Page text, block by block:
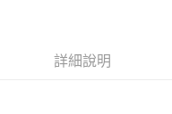
上海商業儲蓄銀行
合作金庫商業銀行
LINE Pay詳細說明